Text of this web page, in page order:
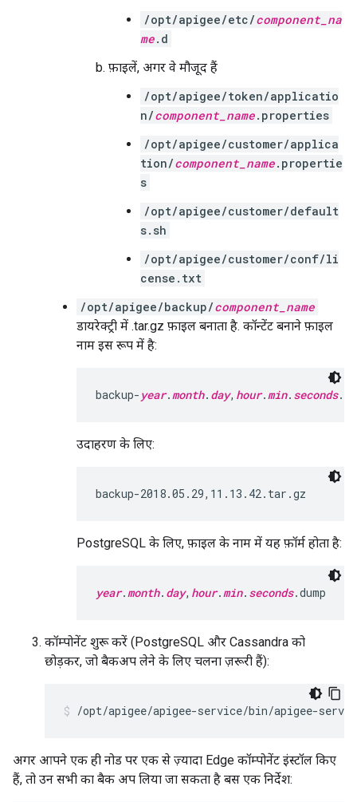
/opt/apigee/etc/component_na
me.d
फ़ाइलें, अगर वे मौजूद हैं
/opt/apigee/token/applicatio
n/component_name.properties
/opt/apigee/customer/applica
tion/component_name.propertie
s
/opt/apigee/customer/default
s.sh
/opt/apigee/customer/conf/li
cense.txt
/opt/apigee/backup/component_name
डायरेक्ट्री में .tar.gz फ़ाइल बनाता है. कॉन्टेंट बनाने फ़ाइल
नाम इस रूप में है:
backup- year.month. day, hour.min. seconds
उदाहरण के लिए:
backup-2018.05.29,11.13.42.tar.gz
PostgreSQL के लिए, फ़ाइल के नाम में यह फ़ॉर्म होता है:
year.month. day, hour.min. seconds.dump
कॉम्पोनेंट शुरू करें (PostgreSQL और Cassandra को
छोड़कर, जो बैकअप लेने के लिए चलना ज़रूरी हैं):
/opt/apigee/apigee-service/bin/apigee-
अगर आपने एक ही नोड पर एक से ज़्यादा Edge कॉम्पोनेंट इंस्टॉल किए
हैं, तो उन सभी का बैक अप लिया जा सकता है बस एक निर्देश: